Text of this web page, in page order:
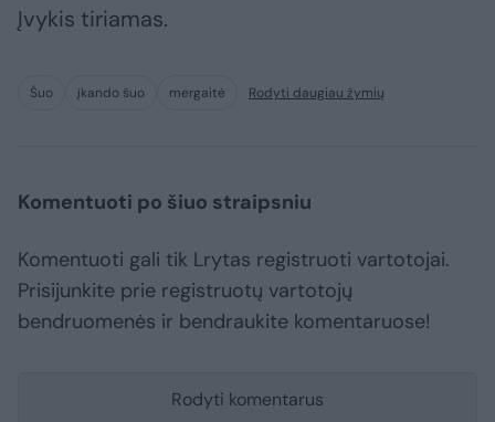
Įvykis tiriamas.
Šuo įkando šuo mergaitė Rodyti daugiau žymių
Komentuoti po šiuo straipsniu
Komentuoti gali tik Lrytas registruoti vartotojai.
Prisijunkite prie registruotų vartotojų
bendruomenės ir bendraukite komentaruose!
Rodyti komentarus